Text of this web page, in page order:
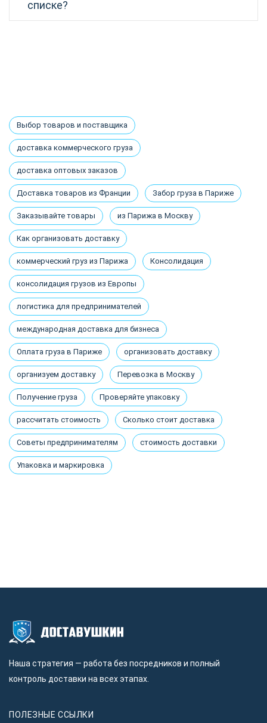
списке?
Выбор товаров и поставщика
доставка коммерческого груза
доставка оптовых заказов
Доставка товаров из Франции Забор груза в Париже
Заказывайте товары из Парижа в Москву
Как организовать доставку
коммерческий груз из Парижа Консолидация
консолидация грузов из Европы
логистика для предпринимателей
международная доставка для бизнеса
Оплата груза в Париже организовать доставку
организуем доставку Перевозка в Москву
Получение груза Проверяйте упаковку
рассчитать стоимость Сколько стоит доставка
Советы предпринимателям стоимость доставки
Упаковка и маркировка
Наша стратегия — работа без посредников и полный
контроль доставки на всех этапах.
ПОЛЕЗНЫЕ ССЫЛКИ